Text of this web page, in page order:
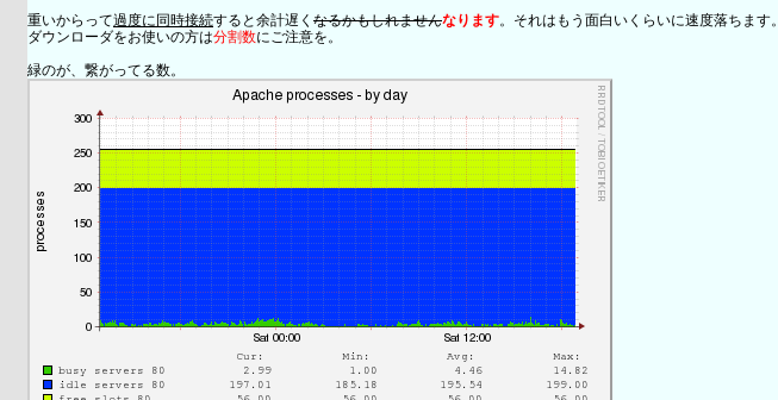
重いからって過度に同時接続すると余計遅く なるかもしれませんなります。それはもう面白いくらいに速度落ちます。
ダウンローダをお使いの方は分割数にご注意を。
緑のが、繋がってる数。